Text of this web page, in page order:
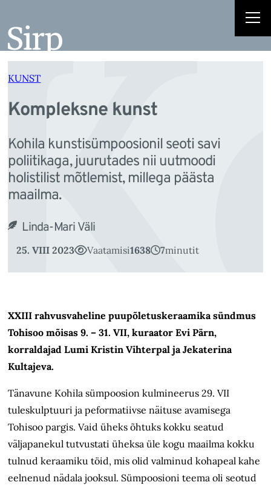
juurde
KUNST
Kompleksne kunst
Kohila kunstisümpoosionil seoti savi
poliitikaga, juurutades nii uutmoodi
holistilist mõtlemist, millega päästa
maailma.
Linda-Mari Väli
25. VIII 2023 Vaatamisi1638 7minutit
XXIII rahvusvaheline puupõletuskeraamika sündmus
Tohisoo mõisas 9. – 31. VII, kuraator Evi Pärn,
korraldajad Lumi Kristin Vihterpal ja Jekaterina
Kultajeva.
Tänavune Kohila sümpoosion kulmineerus 29. VII
tuleskulptuuri ja peformatiivse näituse avamisega
Tohisoo pargis. Vaid üheks õhtuks kokku seatud
väljapanekul tutvustati üheksa üle kogu maailma kokku
tulnud keraamiku töid, mis olid valminud kohapeal kahe
eelnenud nädala jooksul. Sümpoosioni teema oli seotud